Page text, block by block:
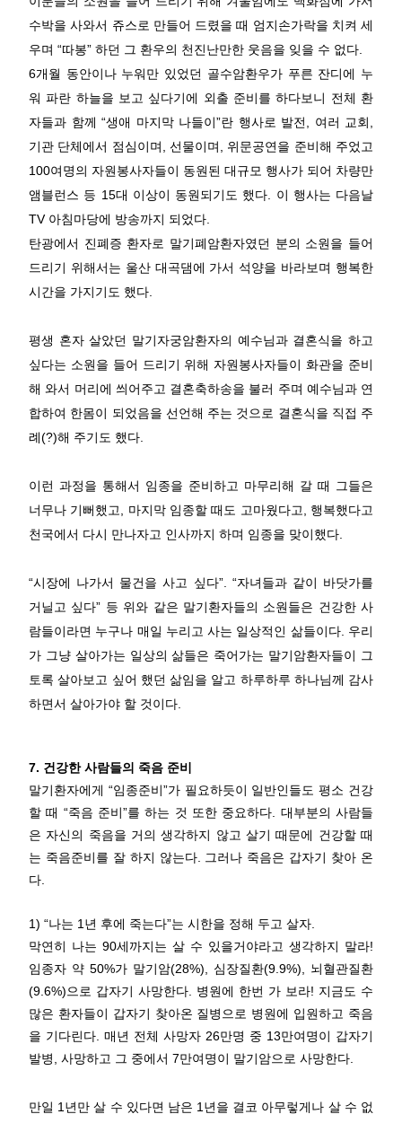
수박을 사와서 쥬스로 만들어 드렸을 때 엄지손가락을 치켜 세
우며 “따봉” 하던 그 환우의 천진난만한 웃음을 잊을 수 없다.
6개월 동안이나 누워만 있었던 골수암환우가 푸른 잔디에 누
워 파란 하늘을 보고 싶다기에 외출 준비를 하다보니 전체 환
자들과 함께 “생애 마지막 나들이”란 행사로 발전, 여러 교회,
기관 단체에서 점심이며, 선물이며, 위문공연을 준비해 주었고
100여명의 자원봉사자들이 동원된 대규모 행사가 되어 차량만
앰블런스 등 15대 이상이 동원되기도 했다. 이 행사는 다음날
TV 아침마당에 방송까지 되었다.
탄광에서 진폐증 환자로 말기폐암환자였던 분의 소원을 들어
드리기 위해서는 울산 대곡댐에 가서 석양을 바라보며 행복한
시간을 가지기도 했다.
평생 혼자 살았던 말기자궁암환자의 예수님과 결혼식을 하고
싶다는 소원을 들어 드리기 위해 자원봉사자들이 화관을 준비
해 와서 머리에 씌어주고 결혼축하송을 불러 주며 예수님과 연
합하여 한몸이 되었음을 선언해 주는 것으로 결혼식을 직접 주
례(?)해 주기도 했다.
이런 과정을 통해서 임종을 준비하고 마무리해 갈 때 그들은
너무나 기뻐했고, 마지막 임종할 때도 고마웠다고, 행복했다고
천국에서 다시 만나자고 인사까지 하며 임종을 맞이했다.
“시장에 나가서 물건을 사고 싶다”. “자녀들과 같이 바닷가를
거닐고 싶다” 등 위와 같은 말기환자들의 소원들은 건강한 사
람들이라면 누구나 매일 누리고 사는 일상적인 삶들이다. 우리
가 그냥 살아가는 일상의 삶들은 죽어가는 말기암환자들이 그
토록 살아보고 싶어 했던 삶임을 알고 하루하루 하나님께 감사
하면서 살아가야 할 것이다.
7. 건강한 사람들의 죽음 준비
말기환자에게 “임종준비”가 필요하듯이 일반인들도 평소 건강
할 때 “죽음 준비”를 하는 것 또한 중요하다. 대부분의 사람들
은 자신의 죽음을 거의 생각하지 않고 살기 때문에 건강할 때
는 죽음준비를 잘 하지 않는다. 그러나 죽음은 갑자기 찾아 온
다.
1) “나는 1년 후에 죽는다”는 시한을 정해 두고 살자.
막연히 나는 90세까지는 살 수 있을거야라고 생각하지 말라!
임종자 약 50%가 말기암(28%), 심장질환(9.9%), 뇌혈관질환
(9.6%)으로 갑자기 사망한다. 병원에 한번 가 보라! 지금도 수
많은 환자들이 갑자기 찾아온 질병으로 병원에 입원하고 죽음
을 기다린다. 매년 전체 사망자 26만명 중 13만여명이 갑자기
발병, 사망하고 그 중에서 7만여명이 말기암으로 사망한다.
만일 1년만 살 수 있다면 남은 1년을 결코 아무렇게나 살 수 없